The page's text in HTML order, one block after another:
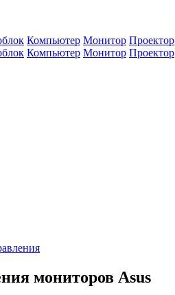
Компьютер Монитор Проектор
Компьютер Монитор Проектор
мониторов Asus